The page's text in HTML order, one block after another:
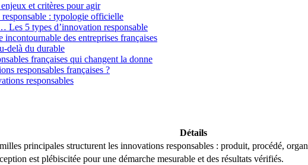
et critères pour agir
: typologie officielle
Les 5 types d’innovation responsable
des entreprises françaises
delà du durable
françaises qui changent la donne
responsables françaises ?
responsables
Détails
principales structurent les innovations responsables : produit, procédé,
est plébiscitée pour une démarche mesurable et des résultats vérifiés.